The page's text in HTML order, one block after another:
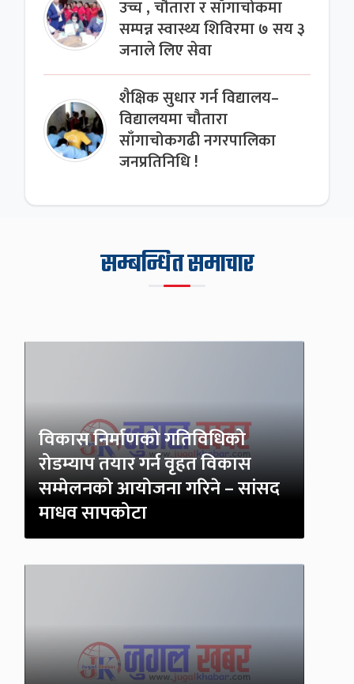
उच्च , चौतारा र साँगाचोकमा
सम्पन्न स्वास्थ्य शिविरमा ७ सय ३
जनाले लिए सेवा
शैक्षिक सुधार गर्न विद्यालय–
विद्यालयमा चौतारा
साँगाचोकगढी नगरपालिका
जनप्रतिनिधि !
सम्बन्धित समाचार
विकास निर्माणको गतिविधिको
रोडम्याप तयार गर्न वृहत विकास
सम्मेलनको आयोजना गरिने – सांसद
माधव सापकोटा